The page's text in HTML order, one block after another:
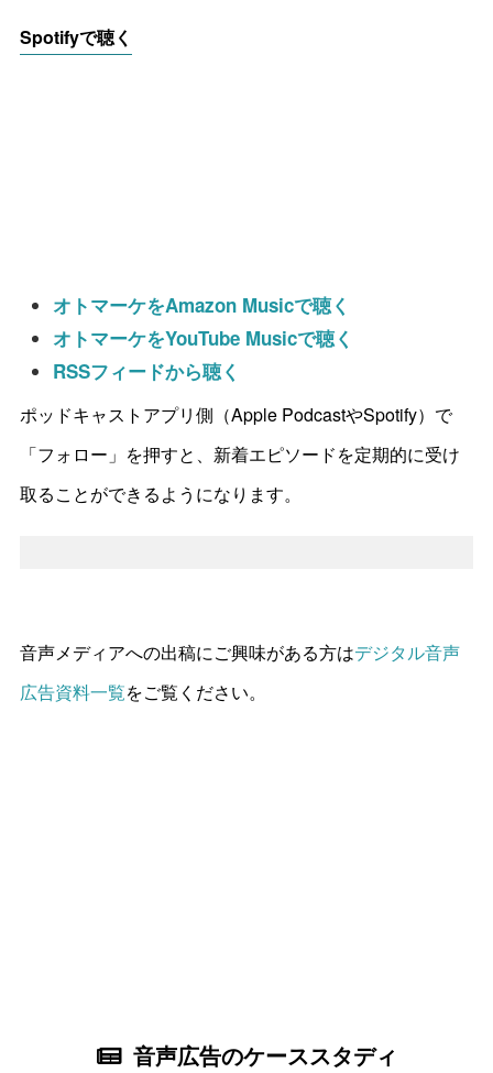
Spotifyで聴く
オトマーケをAmazon Musicで聴く
オトマーケをYouTube Musicで聴く
RSSフィードから聴く
ポッドキャストアプリ側（Apple PodcastやSpotify）で
「フォロー」を押すと、新着エピソードを定期的に受け
取ることができるようになります。
音声メディアへの出稿にご興味がある方はデジタル音声
広告資料一覧をご覧ください。
音声広告のケーススタディ